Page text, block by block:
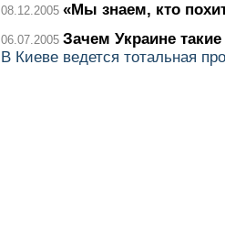
08.12.2005 «Мы знаем, кто
06.07.2005 Зачем Украине
В Киеве ведется тотальная